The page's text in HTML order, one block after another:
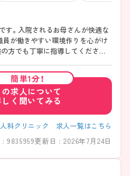
す。入院されるお母さんが快適な
員が働きやすい環境作りを心がけ
方でも丁寧に指導してください
簡単1分！
の求人について
く聞いてみる
科クリニック 求人一覧はこちら
9835959更新日 : 2026年7月24日